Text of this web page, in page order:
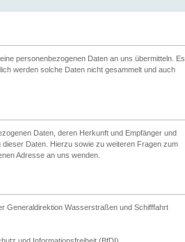
personenbezogenen Daten an uns übermitteln. Es
werden solche Daten nicht gesammelt und auch
Daten, deren Herkunft und Empfänger und
Daten. Hierzu sowie zu weiteren Fragen zum
Adresse an uns wenden.
Generaldirektion Wasserstraßen und Schifffahrt